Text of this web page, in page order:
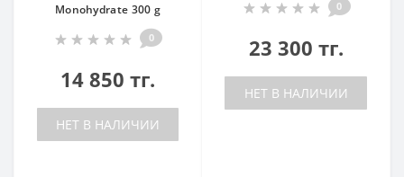
Monohydrate 300 g
0
14 850 тг.
НЕТ В НАЛИЧИИ
0
23 300 тг.
НЕТ В НАЛИЧИИ